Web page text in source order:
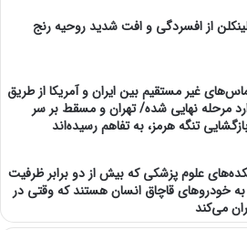
لینکلن از افسردگی و افت شدید روحیه رنج
غیر مستقیم بین ایران و آمریکا از طریق
مرحله نهایی شده/ تهران و مسقط بر سر
تنگه هرمز، به تفاهم رسیده‌اند
علوم پزشکی که بیش از دو برابر ظرفیت
خودرو‌های قاچاق انسان هستند که وقتی در
می‌کند